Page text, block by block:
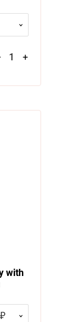
1 +
with